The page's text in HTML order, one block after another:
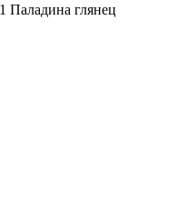
Паладина глянец